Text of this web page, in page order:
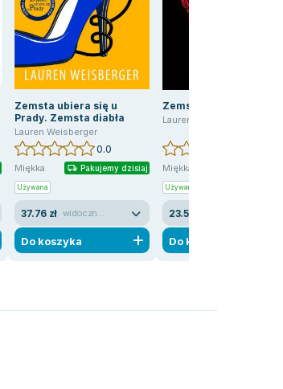
Zemsta ubiera się u
Prady. Zemsta diabła
Lauren Weisberger
0.0
Miękka Pakujemy dzisiaj
Używana
37.76 zł widoczne ślady używania
Do koszyka
Zemsta ubiera się u
Lauren Weisberger
Miękka
Używana
23.57 zł
Do koszyka